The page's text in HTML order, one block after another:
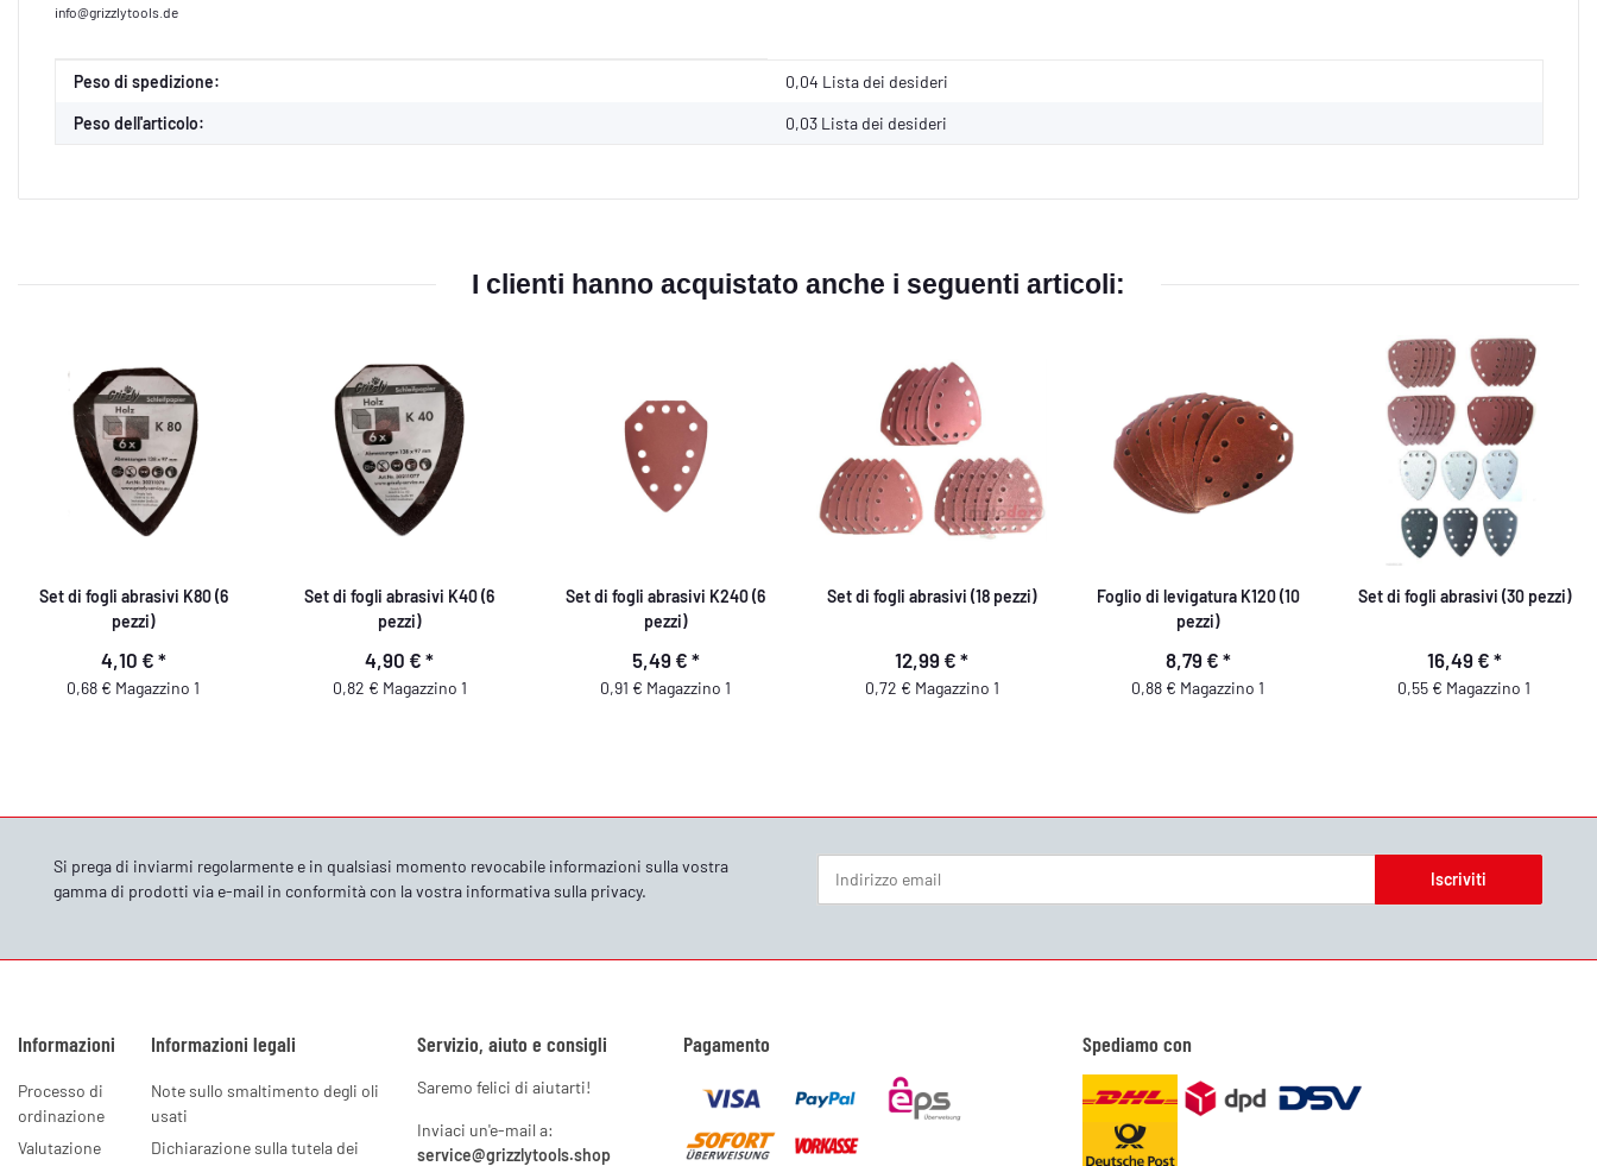
info@grizzlytools.de
Caratteristica del prodotto
Valore
Peso di spedizione: 0,04 Lista dei desideri
Peso dell'articolo: 0,03 Lista dei desideri
I clienti hanno acquistato anche i seguenti articoli:
Set di fogli abrasivi K80 (6
pezzi)
4,10 € *
0,68 € Magazzino 1
Set di fogli abrasivi K40 (6
pezzi)
4,90 € *
0,82 € Magazzino 1
Set di fogli abrasivi K240 (6
pezzi)
5,49 € *
0,91 € Magazzino 1
Set di fogli abrasivi (18 pezzi)
12,99 € *
0,72 € Magazzino 1
Foglio di levigatura K120 (10
pezzi)
8,79 € *
0,88 € Magazzino 1
Set di fogli abrasivi (30 pezzi)
16,49 € *
0,55 € Magazzino 1
Si prega di inviarmi regolarmente e in qualsiasi momento revocabile informazioni sulla vostra
gamma di prodotti via e-mail in conformità con la vostra informativa sulla privacy.
Iscriviti
Informazioni
Processo di
ordinazione
Valutazione
Informazioni legali
Note sullo smaltimento degli oli
usati
Dichiarazione sulla tutela dei
Servizio, aiuto e consigli
Saremo felici di aiutarti!
Inviaci un'e-mail a:
service@grizzlytools.shop
Pagamento Spediamo con